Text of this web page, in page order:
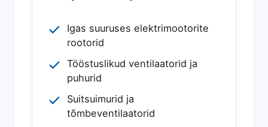
Igas suuruses elektrimootorite
rootorid
Tööstuslikud ventilaatorid ja
puhurid
Suitsuimurid ja
tõmbeventilaatorid